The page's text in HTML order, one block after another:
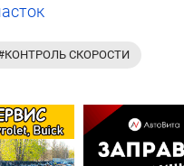
СКОРОСТИ